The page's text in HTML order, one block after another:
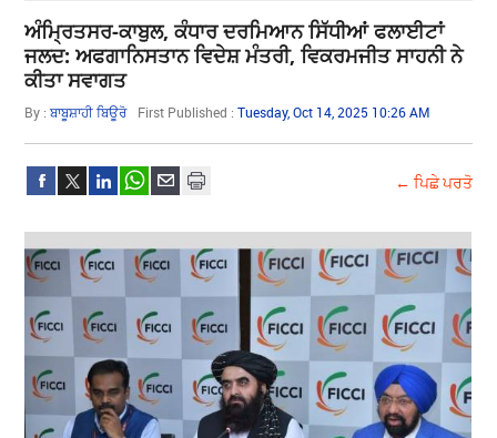
ਅੰਮ੍ਰਿਤਸਰ-ਕਾਬੁਲ, ਕੰਧਾਰ ਦਰਮਿਆਨ ਸਿੱਧੀਆਂ ਫਲਾਈਟਾਂ
ਜਲਦ: ਅਫਗਾਨਿਸਤਾਨ ਵਿਦੇਸ਼ ਮੰਤਰੀ, ਵਿਕਰਮਜੀਤ ਸਾਹਨੀ ਨੇ
ਕੀਤਾ ਸਵਾਗਤ
By :ਬਾਬੂਸ਼ਾਹੀ ਬਿਊਰੋ First Published :Tuesday, Oct 14, 2025 10:26 AM
← ਪਿਛੇ ਪਰਤੋ